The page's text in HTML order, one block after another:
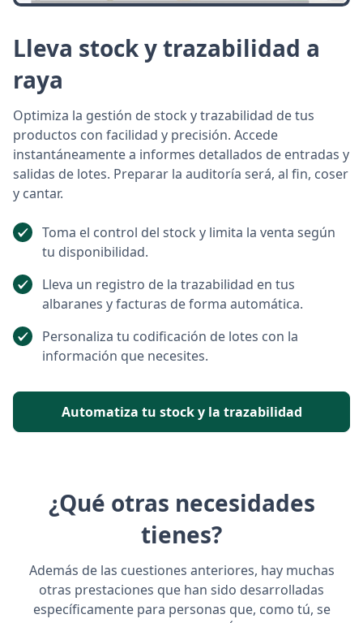
Lleva stock y trazabilidad a
raya
Optimiza la gestión de stock y trazabilidad de tus
productos con facilidad y precisión. Accede
instantáneamente a informes detallados de entradas y
salidas de lotes. Preparar la auditoría será, al fin, coser
y cantar.
Toma el control del stock y limita la venta según
tu disponibilidad.
Lleva un registro de la trazabilidad en tus
albaranes y facturas de forma automática.
Personaliza tu codificación de lotes con la
información que necesites.
Automatiza tu stock y la trazabilidad
¿Qué otras necesidades
tienes?
Además de las cuestiones anteriores, hay muchas
otras prestaciones que han sido desarrolladas
específicamente para personas que, como tú, se